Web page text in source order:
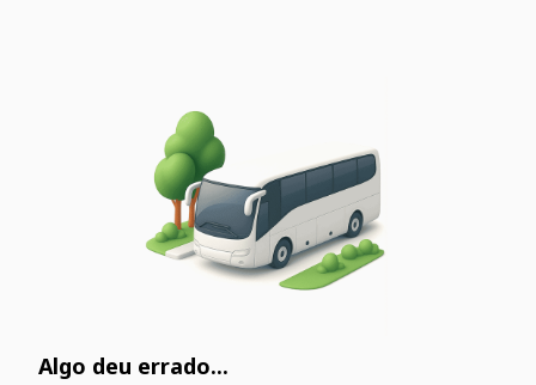
Algo deu errado...